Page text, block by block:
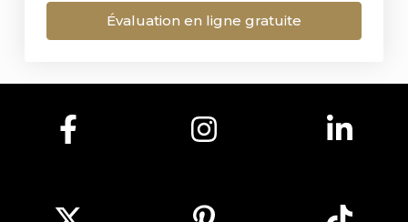
Évaluation en ligne gratuite